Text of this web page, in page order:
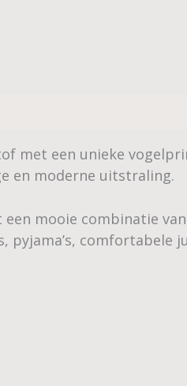
met een unieke
en moderne uitstraling.
mooie combinatie
comfortabele